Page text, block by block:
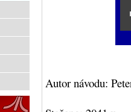
Autor návodu: